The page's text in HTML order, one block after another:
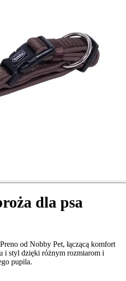
dla psa
od Nobby Pet, łączącą komfort
i styl dzięki różnym rozmiarom i
pupila.